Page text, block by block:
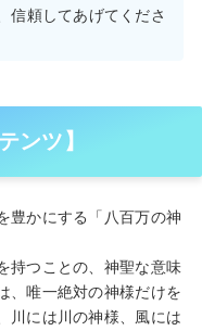
信頼してあげてくださ
ンツ】
豊かにする「八百万の神
持つことの、神聖な意味
、唯一絶対の神様だけを
川には川の神様、風には